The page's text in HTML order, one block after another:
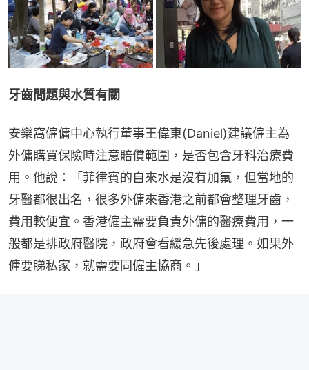
牙齒問題與水質有關
安樂窩僱傭中心執行董事王偉東(Daniel)建議僱主為
外傭購買保險時注意賠償範圍，是否包含牙科治療費
用。他說：「菲律賓的自來水是沒有加氟，但當地的
牙醫都很出名，很多外傭來香港之前都會整理牙齒，
費用較便宜。香港僱主需要負責外傭的醫療費用，一
般都是排政府醫院，政府會看緩急先後處理。如果外
傭要睇私家，就需要同僱主協商。」